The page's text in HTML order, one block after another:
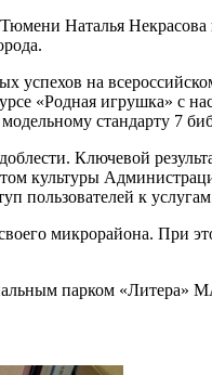
Наталья
успехов на
«Родная игрушка» с
стандарту 7
Ключевой
культуры
пользователей к
микрорайона.
парком «Литера»